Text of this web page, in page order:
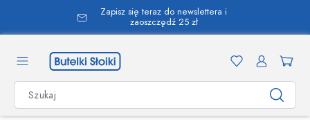
zawartości
Zapisz się teraz do newslettera i
zaoszczędź 25 zł